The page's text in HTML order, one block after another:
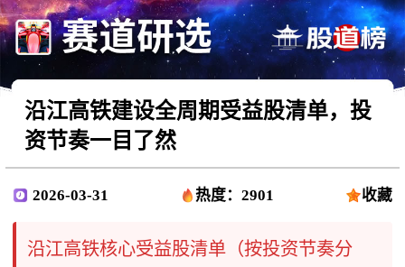
沿江高铁建设全周期受益股清单，投
资节奏一目了然
2026-03-31 热度：2901 收藏
沿江高铁核心受益股清单（按投资节奏分